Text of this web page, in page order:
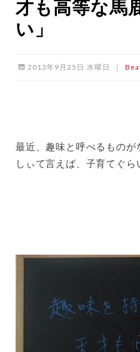
才も高等な馬
い」
2013年9月25日 水曜日 ｜
最近、趣味と呼べるものが
しぃて言えば、子育てぐら